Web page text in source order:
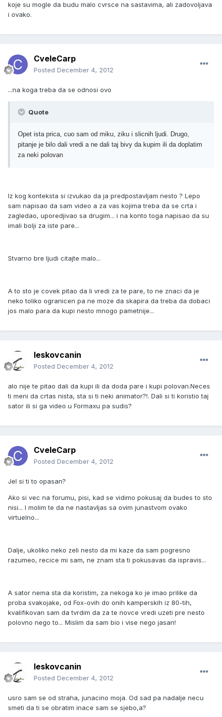
koje su mogle da budu malo cvrsce na sastavima, ali zadovoljava
i ovako.
CveleCarp
Posted December 4, 2012
...na koga treba da se odnosi ovo
Quote
Opet ista prica, cuo sam od miku, ziku i slicnih ljudi. Drugo,
pitanje je bilo dali vredi a ne dali taj bivy da kupim ili da doplatim
za neki polovan
Iz kog konteksta si izvukao da ja predpostavljam nesto ? Lepo
sam napisao da sam video a za vas kojima treba da se crta i
zagledao, uporedjivao sa drugim... i na konto toga napisao da su
imali bolji za iste pare...
Stvarno bre ljudi citajte malo...
A to sto je covek pitao da li vredi za te pare, to ne znaci da je
neko toliko ogranicen pa ne moze da skapira da treba da dobaci
jos malo para da kupi nesto mnogo pametnije...
leskovcanin
Posted December 4, 2012
alo nije te pitao dali da kupi ili da doda pare i kupi polovan.Neces
ti meni da crtas nista, sta si ti neki animator?!. Dali si ti koristio taj
sator ili si ga video u Formaxu pa sudis?
CveleCarp
Posted December 4, 2012
Jel si ti to opasan?
Ako si vec na forumu, pisi, kad se vidimo pokusaj da budes to sto
nisi... I molim te da ne nastavljas sa ovim junastvom ovako
virtuelno...
Dalje, ukoliko neko zeli nesto da mi kaze da sam pogresno
razumeo, recice mi sam, ne znam sta ti pokusavas da ispravis...
A sator nema sta da koristim, za nekoga ko je imao prilike da
proba svakojake, od Fox-ovih do onih kamperskih iz 80-tih,
kvalifikovan sam da tvrdim da za te novce vredi uzeti pre nesto
polovno nego to... Mislim da sam bio i vise nego jasan!
leskovcanin
Posted December 4, 2012
usro sam se od straha, junacino moja. Od sad pa nadalje necu
smeti da ti se obratim inace sam se sjebo,a?